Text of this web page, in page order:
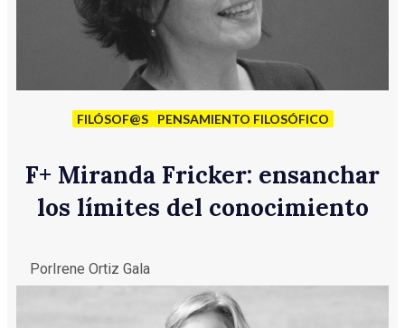
FILÓSOF@S PENSAMIENTO FILOSÓFICO
F+ Miranda Fricker: ensanchar
los límites del conocimiento
PorIrene Ortiz Gala